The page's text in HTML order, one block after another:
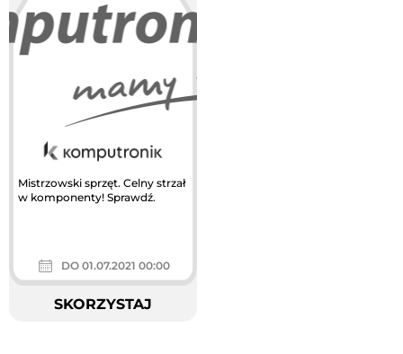
Mistrzowski sprzęt. Celny strzał
w komponenty! Sprawdź.
DO 01.07.2021 00:00
SKORZYSTAJ